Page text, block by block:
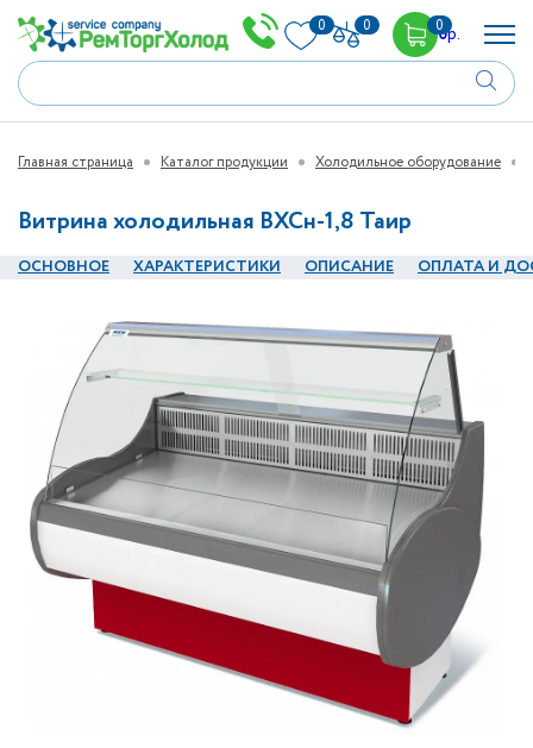
0 0 00р.
Главная страница Каталог продукции Холодильное оборудование
Витрина холодильная ВХСн-1,8 Таир
ОСНОВНОЕ ХАРАКТЕРИСТИКИ ОПИСАНИЕ ОПЛАТА И